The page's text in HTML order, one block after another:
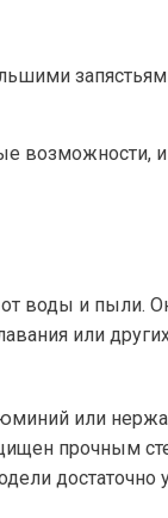
и пыли.
или
или
прочным